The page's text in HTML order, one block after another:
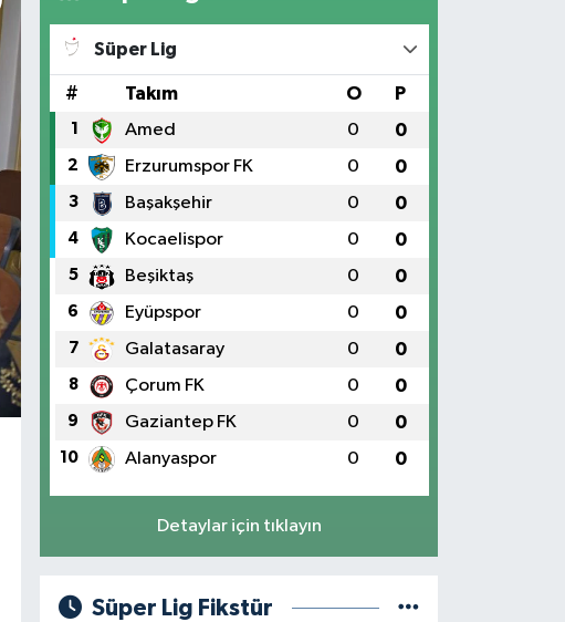
Süper Lig
# Takım O P
1 Amed 0 0
2 Erzurumspor FK 0 0
3 Başakşehir 0 0
4 Kocaelispor 0 0
5 Beşiktaş 0 0
6 Eyüpspor 0 0
7 Galatasaray 0 0
8 Çorum FK 0 0
9 Gaziantep FK 0 0
10 Alanyaspor 0 0
Detaylar için tıklayın
Süper Lig Fikstür